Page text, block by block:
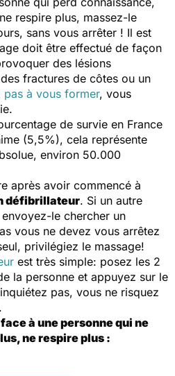
respire plus, massez-le
sans vous arrêter ! Il est
doit être effectué de façon
des lésions
fractures de côtes ou un
pas à vous former, vous
de survie en France
(5,5%), cela représente
environ 50.000
après avoir commencé à
défibrillateur. Si un autre
le chercher un
vous ne devez vous arrêtez
privilégiez le massage!
est très simple: posez les 2
la personne et appuyez sur le
pas, vous ne risquez
à une personne qui ne
ne respire plus :